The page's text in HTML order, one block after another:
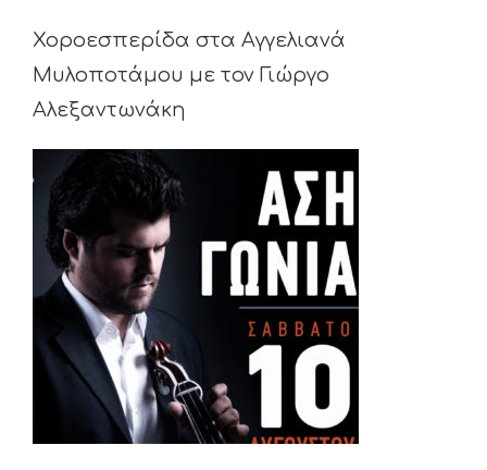
Χοροεσπερίδα στα Αγγελιανά
Μυλοποτάμου με τον Γιώργο
Αλεξαντωνάκη